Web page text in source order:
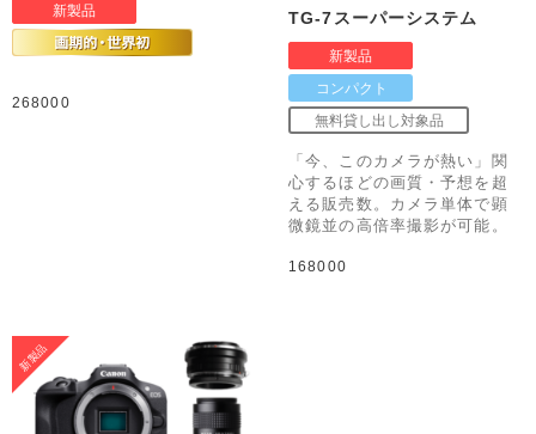
268000
TG-7スーパーシステム
「今、このカメラが熱い」関
心するほどの画質・予想を超
える販売数。カメラ単体で顕
微鏡並の高倍率撮影が可能。
168000